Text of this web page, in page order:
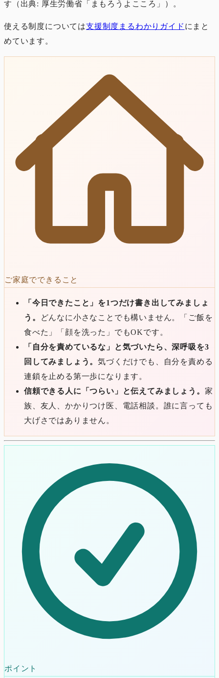
す（出典: 厚生労働省「まもろうよこころ」）。
使える制度については支援制度まるわかりガイド にまと
めています。
ご家庭でできること
「今日できたこと」を1つだけ書き出してみましょ
う。
どんなに小さなことでも構いません。「ご飯を
食べた」「顔を洗った」でもOKです。
「自分を責めているな」と気づいたら、深呼吸を3
回してみましょう。気づくだけでも、自分を責める
連鎖を止める第一歩になります。
信頼できる人に「つらい」と伝えてみましょう。 家
族、友人、かかりつけ医、電話相談。誰に言っても
大げさではありません。
ポイント